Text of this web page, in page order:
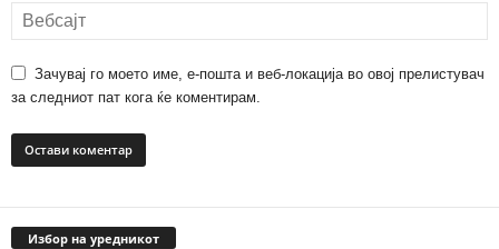
Зачувај го моето име, е-пошта и веб-локација во овој прелистувач
за следниот пат кога ќе коментирам.
Избор на уредникот